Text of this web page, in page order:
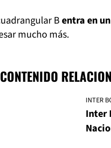
Bentra en
mucho más.
CONTENIDO
INTER
Inter